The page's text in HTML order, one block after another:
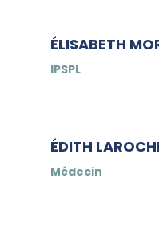
ÉLISABETH
IPSPL
ÉDITH
Médecin